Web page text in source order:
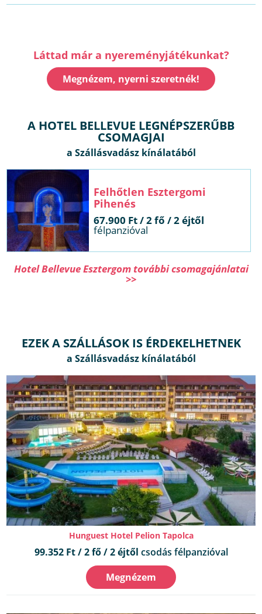
Láttad már a nyereményjátékunkat?
Megnézem, nyerni szeretnék!
A HOTEL BELLEVUE LEGNÉPSZERŰBB
CSOMAGJAI
Esztergomi Pihenés
/ 2 fő / 2 éjtőlfélpanzióval
Hotel Bellevue Esztergom további csomagajánlatai
>>
EZEK A SZÁLLÁSOK IS ÉRDEKELHETNEK
Hunguest Hotel Pelion Tapolca
99.352 Ft / 2 fő / 2 éjtől csodás félpanzióval
Megnézem